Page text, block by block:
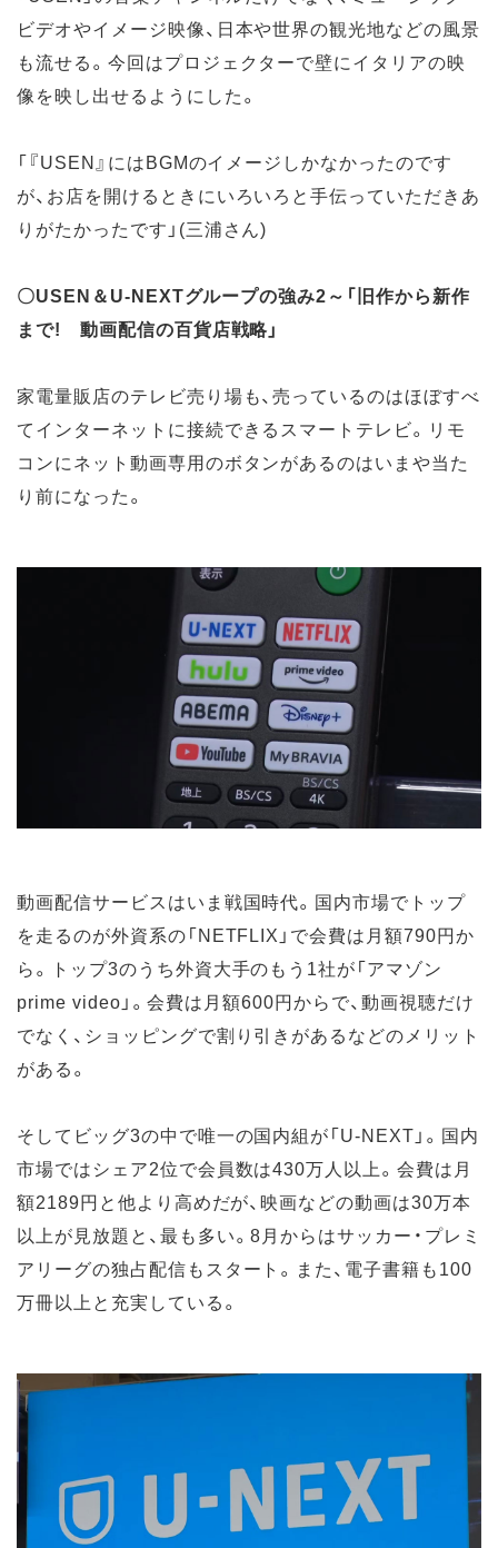
ビデオやイメージ映像、日本や世界の観光地などの風景
も流せる。今回はプロジェクターで壁にイタリアの映
像を映し出せるようにした。
「『USEN』にはBGMのイメージしかなかったのです
が、お店を開けるときにいろいろと手伝っていただきあ
りがたかったです」(三浦さん)
〇USEN＆U-NEXTグループの強み2～「旧作から新作
まで! 動画配信の百貨店戦略」
家電量販店のテレビ売り場も、売っているのはほぼすべ
てインターネットに接続できるスマートテレビ。リモ
コンにネット動画専用のボタンがあるのはいまや当た
り前になった。
動画配信サービスはいま戦国時代。国内市場でトップ
を走るのが外資系の「NETFLIX」で会費は月額790円か
ら。トップ3のうち外資大手のもう1社が「アマゾン
prime video」。会費は月額600円からで、動画視聴だけ
でなく、ショッピングで割り引きがあるなどのメリット
がある。
そしてビッグ3の中で唯一の国内組が「U-NEXT」。国内
市場ではシェア2位で会員数は430万人以上。会費は月
額2189円と他より高めだが、映画などの動画は30万本
以上が見放題と、最も多い。8月からはサッカー・プレミ
アリーグの独占配信もスタート。また、電子書籍も100
万冊以上と充実している。